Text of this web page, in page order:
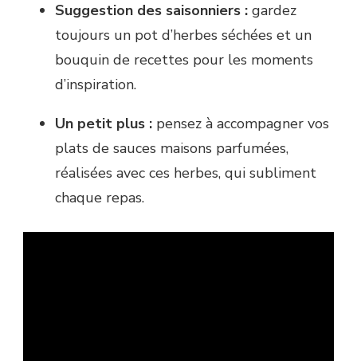
Suggestion des saisonniers : gardez
toujours un pot d’herbes séchées et un
bouquin de recettes pour les moments
d’inspiration.
Un petit plus : pensez à accompagner vos
plats de sauces maisons parfumées,
réalisées avec ces herbes, qui subliment
chaque repas.